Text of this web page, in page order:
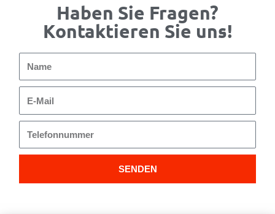
Haben Sie Fragen?
Kontaktieren Sie uns!
Mail
SENDEN